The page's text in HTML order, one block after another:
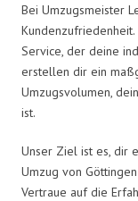
Bei Umzugsmeister
Service, der deine
erstellen dir ein
Umzugsvolumen,
ist.
Unser Ziel ist es, dir
Umzug von
Vertraue auf die